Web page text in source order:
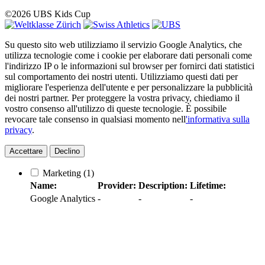
©2026 UBS Kids Cup
Su questo sito web utilizziamo il servizio Google Analytics, che
utilizza tecnologie come i cookie per elaborare dati personali come
l'indirizzo IP o le informazioni sul browser per fornirci dati statistici
sul comportamento dei nostri utenti. Utilizziamo questi dati per
migliorare l'esperienza dell'utente e per personalizzare la pubblicità
dei nostri partner. Per proteggere la vostra privacy, chiediamo il
vostro consenso all'utilizzo di queste tecnologie. È possibile
revocare tale consenso in qualsiasi momento nell'informativa sulla
privacy.
Accettare Declino
Marketing (1)
Name:
Provider: Description: Lifetime:
Google Analytics - - -